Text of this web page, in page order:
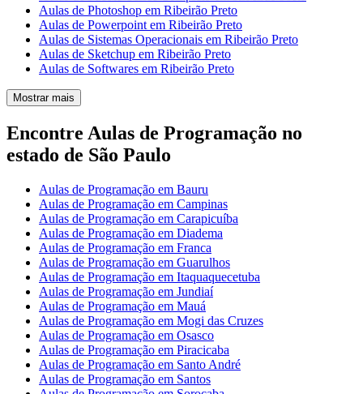
Aulas de Photoshop em Ribeirão Preto
Aulas de Powerpoint em Ribeirão Preto
Aulas de Sistemas Operacionais em Ribeirão Preto
Aulas de Sketchup em Ribeirão Preto
Aulas de Softwares em Ribeirão Preto
Mostrar mais
Encontre Aulas de Programação no
estado de São Paulo
Aulas de Programação em Bauru
Aulas de Programação em Campinas
Aulas de Programação em Carapicuíba
Aulas de Programação em Diadema
Aulas de Programação em Franca
Aulas de Programação em Guarulhos
Aulas de Programação em Itaquaquecetuba
Aulas de Programação em Jundiaí
Aulas de Programação em Mauá
Aulas de Programação em Mogi das Cruzes
Aulas de Programação em Osasco
Aulas de Programação em Piracicaba
Aulas de Programação em Santo André
Aulas de Programação em Santos